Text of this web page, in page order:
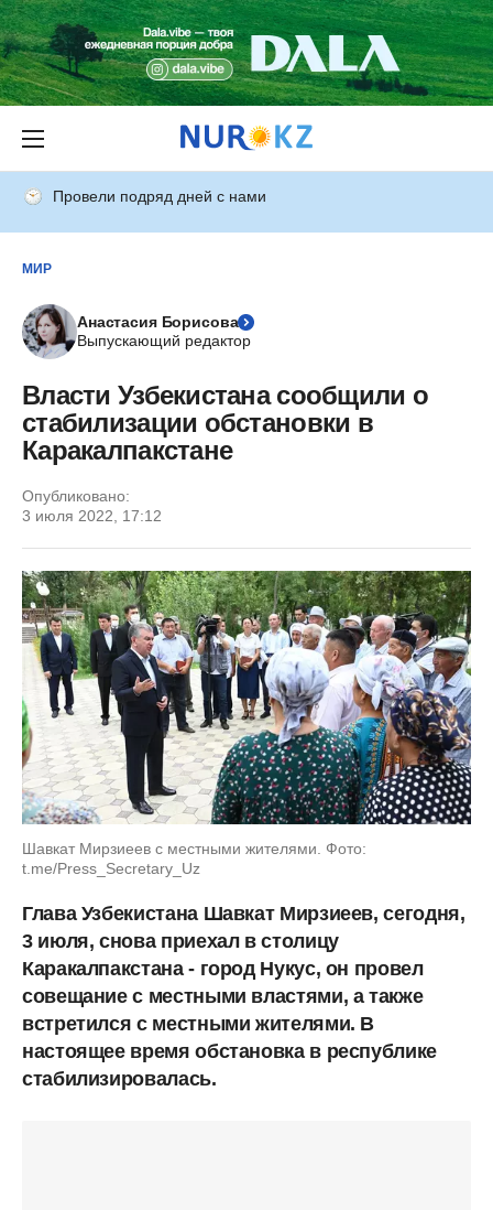
Провели подряд дней с нами
МИР
Анастасия Борисова
Выпускающий редактор
Власти Узбекистана сообщили о
стабилизации обстановки в
Каракалпакстане
Опубликовано:
3 июля 2022, 17:12
Шавкат Мирзиеев с местными жителями. Фото:
t.me/Press_Secretary_Uz
Глава Узбекистана Шавкат Мирзиеев, сегодня,
3 июля, снова приехал в столицу
Каракалпакстана - город Нукус, он провел
совещание с местными властями, а также
встретился с местными жителями. В
настоящее время обстановка в республике
стабилизировалась.